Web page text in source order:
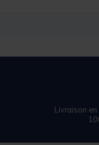
Livraison